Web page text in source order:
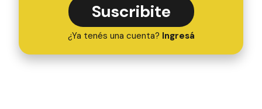
Suscribite
¿Ya tenés una cuenta? Ingresá